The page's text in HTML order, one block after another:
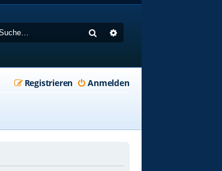
Suche
Anmelden
Registrieren